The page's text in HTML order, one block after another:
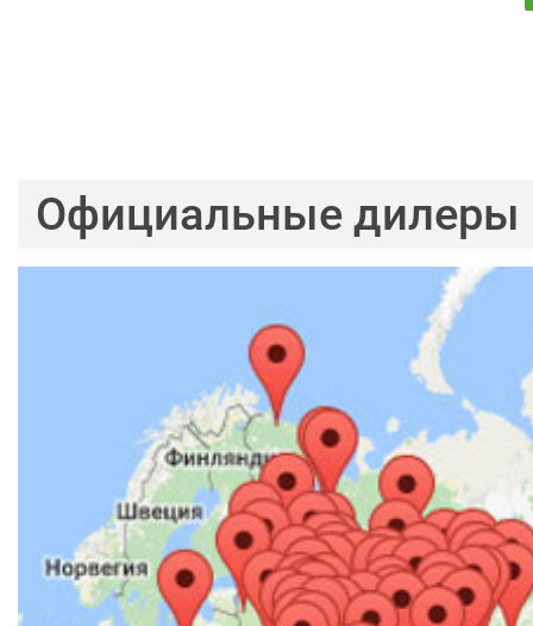
Официальные дилеры